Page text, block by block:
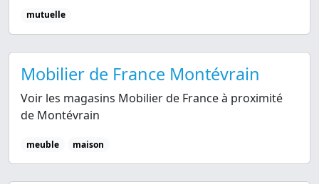
mutuelle
Mobilier de France Montévrain
Voir les magasins Mobilier de France à proximité
de Montévrain
meuble maison